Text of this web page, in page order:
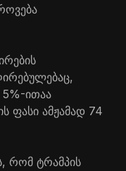
ითაა
ფასი ამჟამად 74
რომ ტრამპის